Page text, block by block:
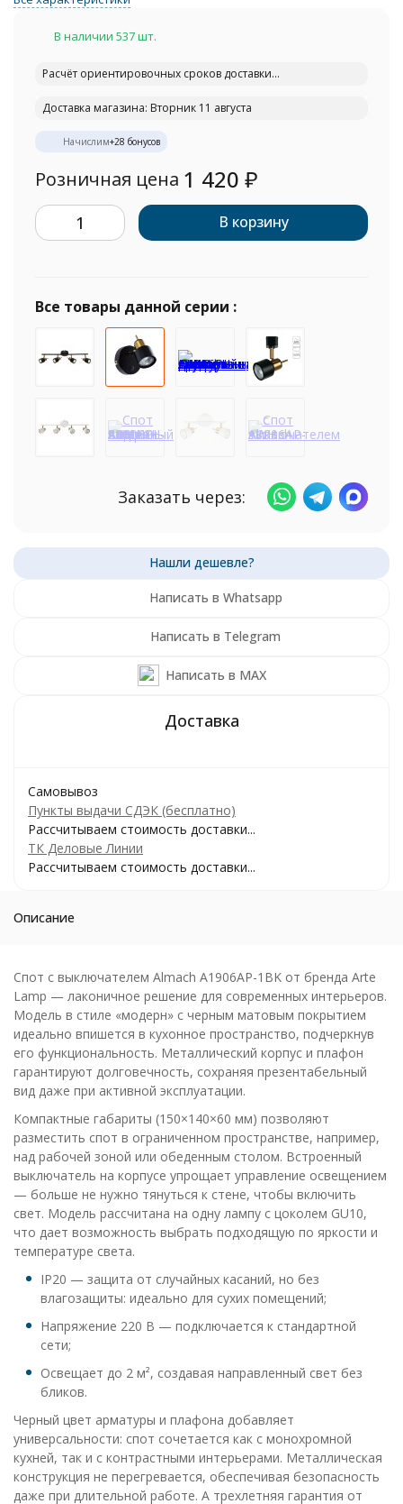
В наличии 537 шт.
Расчёт ориентировочных сроков доставки...
Доставка магазина: Вторник 11 августа
Начислим+28 бонусов
Розничная цена 1 420 ₽
В корзину
Все товары данной серии :
Заказать через:
Написать в Whatsapp
Написать в Telegram
Написать в MAX
Самовывоз
Пункты выдачи СДЭК (бесплатно)
Рассчитываем стоимость доставки...
ТК Деловые Линии
Рассчитываем стоимость доставки...
Описание
Спот с выключателем Almach A1906AP-1BK от бренда Arte
Lamp — лаконичное решение для современных интерьеров.
Модель в стиле «модерн» с черным матовым покрытием
идеально впишется в кухонное пространство, подчеркнув
его функциональность. Металлический корпус и плафон
гарантируют долговечность, сохраняя презентабельный
вид даже при активной эксплуатации.
Компактные габариты (150×140×60 мм) позволяют
разместить спот в ограниченном пространстве, например,
над рабочей зоной или обеденным столом. Встроенный
выключатель на корпусе упрощает управление освещением
— больше не нужно тянуться к стене, чтобы включить
свет. Модель рассчитана на одну лампу с цоколем GU10,
что дает возможность выбрать подходящую по яркости и
температуре света.
IP20 — защита от случайных касаний, но без
влагозащиты: идеально для сухих помещений;
Напряжение 220 В — подключается к стандартной
сети;
Освещает до 2 м², создавая направленный свет без
бликов.
Черный цвет арматуры и плафона добавляет
универсальности: спот сочетается как с монохромной
кухней, так и с контрастными интерьерами. Металлическая
конструкция не перегревается, обеспечивая безопасность
даже при длительной работе. А трехлетняя гарантия от